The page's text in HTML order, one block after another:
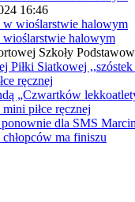
16:46
wioślarstwie halowym
Szkoły
Piłki Siatkowej ,,szóstek
ręcznej
„Czwartków
piłce ręcznej
dla SMS
ma finiszu